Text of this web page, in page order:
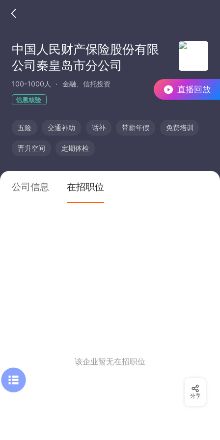
直播回放
中国人民财产保险股份有限
公司秦皇岛市分公司
100-1000人 金融、信托投资
信息核验
五险 交通补助 话补 带薪年假 免费培训
晋升空间 定期体检
公司信息 在招职位
该企业暂无在招职位
分享